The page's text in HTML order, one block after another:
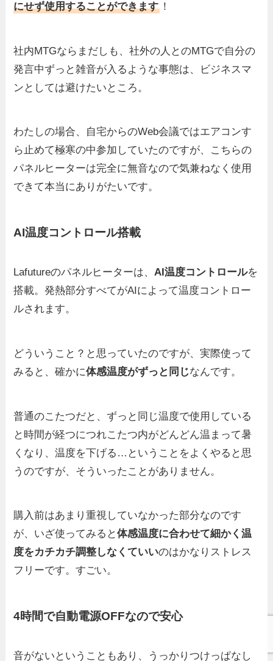
にせず使用することができます ！
社内MTGならまだしも、社外の人とのMTGで自分の
発言中ずっと雑音が入るような事態は、ビジネスマ
ンとしては避けたいところ。
わたしの場合、自宅からのWeb会議ではエアコンす
ら止めて極寒の中参加していたのですが、こちらの
パネルヒーターは完全に無音なので気兼ねなく使用
できて本当にありがたいです。
AI温度コントロール搭載
Lafutureのパネルヒーターは、AI温度コントロールを
搭載。発熱部分すべてがAIによって温度コントロー
ルされます。
どういうこと？と思っていたのですが、実際使って
みると、確かに体感温度がずっと同じなんです。
普通のこたつだと、ずっと同じ温度で使用している
と時間が経つにつれこたつ内がどんどん温まって暑
くなり、温度を下げる…ということをよくやると思
うのですが、そういったことがありません。
購入前はあまり重視していなかった部分なのです
が、いざ使ってみると体感温度に合わせて細かく温
度をカチカチ調整しなくていいのはかなりストレス
フリーです。すごい。
4時間で自動電源OFFなので安心
音がないということもあり、うっかりつけっぱなし